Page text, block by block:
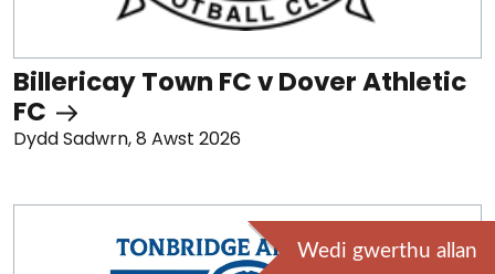
Billericay Town FC v Dover Athletic
FC
Dydd Sadwrn, 8 Awst 2026
Wedi gwerthu allan